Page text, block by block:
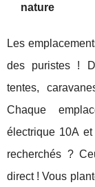
nature
Les
des puristes !
tentes,
Chaque
électrique 10A
recherchés ?
direct ! Vous